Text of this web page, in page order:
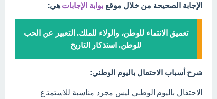
الإجابة الصحيحة من خلال موقع بوابة الإجابات هي:
تعميق الانتماء للوطن، والولاء للملك. التعبير عن الحب
للوطن. استذكار التاريخ
شرح أسباب الاحتفال باليوم الوطني:
الاحتفال باليوم الوطني ليس مجرد مناسبة للاستمتاع